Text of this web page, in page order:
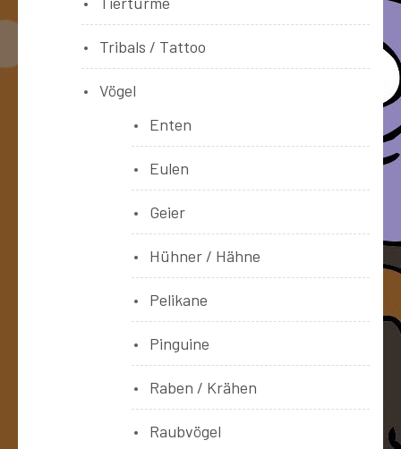
Tribals / Tattoo
Vögel
Enten
Eulen
Geier
Hühner / Hähne
Pelikane
Pinguine
Raben / Krähen
Raubvögel